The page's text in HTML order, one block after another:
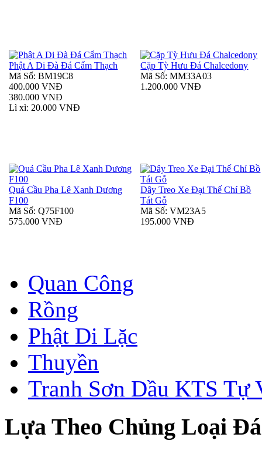
Phật A Di Đà Đá Cẩm Thạch
Mã Số: BM19C8
400.000 VNĐ
380.000 VNĐ
Lì xì: 20.000 VNĐ
Cặp Tỳ Hưu Đá Chalcedony
Mã Số: MM33A03
1.200.000 VNĐ
Quả Cầu Pha Lê Xanh Dương
F100
Mã Số: Q75F100
575.000 VNĐ
Dây Treo Xe Đại Thế Chí Bồ
Tát Gỗ
Mã Số: VM23A5
195.000 VNĐ
Quan Công
Rồng
Phật Di Lặc
Thuyền
Tranh Sơn Dầu KTS Tự
Lựa Theo Chủng Loại Đá